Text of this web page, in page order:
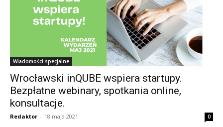
Wiadomości specjalne
Wrocławski inQUBE wspiera startupy.
Bezpłatne webinary, spotkania online,
konsultacje.
Redaktor - 18 maja 2021 0